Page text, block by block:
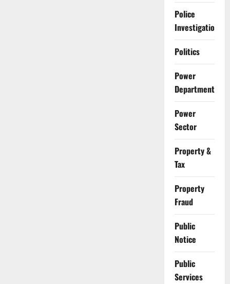
Police
Investigation
Politics
Power
Department
Power
Sector
Property &
Tax
Property
Fraud
Public
Notice
Public
Services